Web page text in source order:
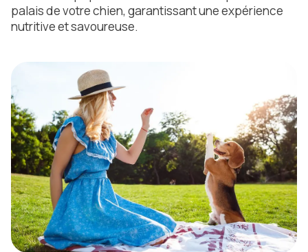
palais de votre chien, garantissant une expérience
nutritive et savoureuse.